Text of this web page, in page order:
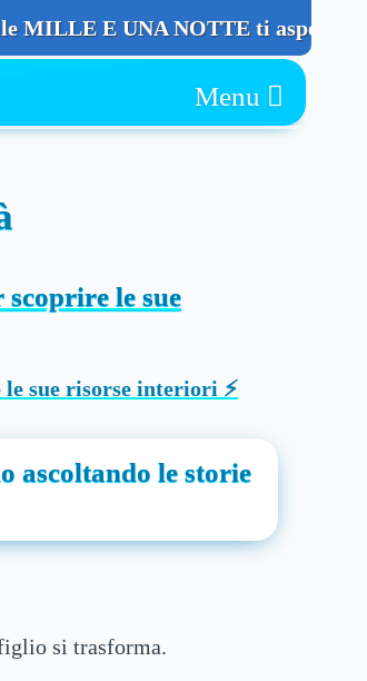
E UNA NOTTE ti aspetta! 👉
Menu
Chiudi
le sue
ascoltando le storie
si trasforma.